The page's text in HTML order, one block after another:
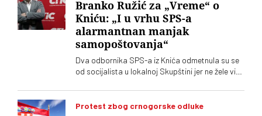
Branko Ružić za „Vreme“ o
Kniću: „I u vrhu SPS-a
alarmantnan manjak
samopoštovanja“
Dva odbornika SPS-a iz Knića odmetnula su se
od socijalista u lokalnoj Skupštini jer ne žele više
naprednjacima. Jedan od njih kaže za „Vreme“
da je „SNS u Kniću nasilna skupina
Protest zbog crnogorske odluke